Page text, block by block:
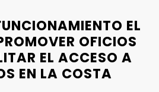
EL
OFICIOS
EL ACCESO A
EN LA COSTA